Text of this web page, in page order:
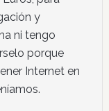
y
ni tengo
porque
Internet en